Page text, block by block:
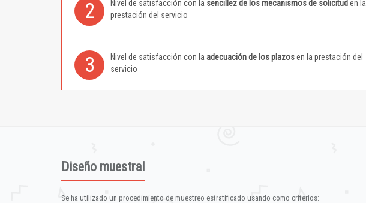
2 Nivel de satisfacción con la sencillez de los mecanismos de solicitud en la
prestación del servicio
3 Nivel de satisfacción con la adecuación de los plazosen la prestación del
servicio
Diseño muestral
Se ha utilizado un procedimiento de muestreo estratificado usando como criterios: